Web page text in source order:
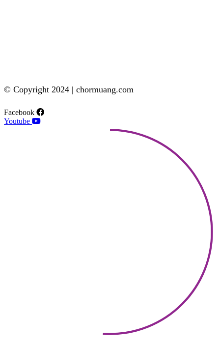
© Copyright 2024 | chormuang.com
Facebook
Youtube